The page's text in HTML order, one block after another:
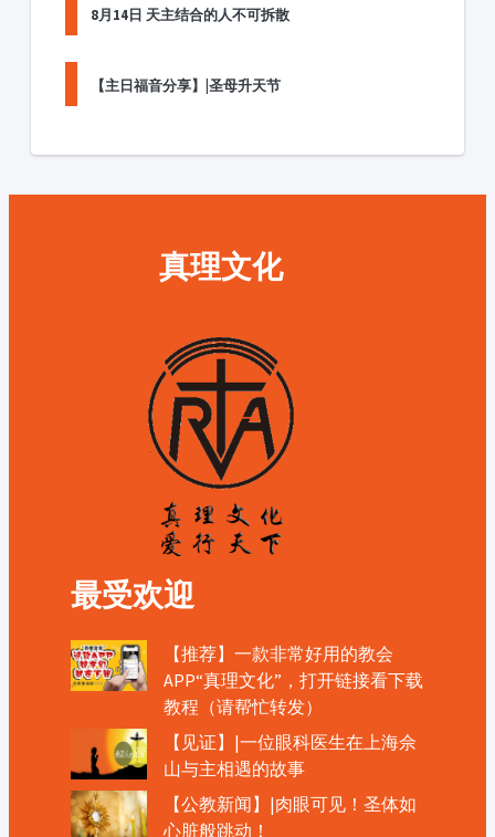
8月14日 天主结合的人不可拆散
【主日福音分享】|圣母升天节
真理文化
最受欢迎
【推荐】一款非常好用的教会
APP“真理文化”，打开链接看下载
教程（请帮忙转发）
【见证】|一位眼科医生在上海佘
山与主相遇的故事
【公教新闻】|肉眼可见！圣体如
心脏般跳动！